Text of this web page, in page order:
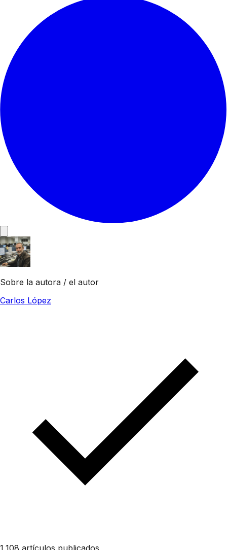
Sobre la autora / el autor
Carlos López